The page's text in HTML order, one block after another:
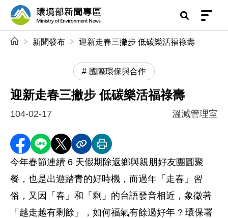
前往中央內容區塊
環境部新聞專區
新聞發布 迎新走春三撇步 低碳樂活福祿壽
國際環保與合作
迎新走春三撇步 低碳樂活福祿壽
104-02-17 溫減管理室
分享至 Facebook
分享到 LINE
分享到 X分享內容連結
列印本頁
今年春節連續 6 天假期除返鄉與親朋好友團圓聚
餐，也是出遊踏青的好時機，而過年「走春」習
俗，又因「春」和「剩」的台語發音相近，象徵著
「越走越有剩餘」，如何福氣有餘過好年 ? 環保署